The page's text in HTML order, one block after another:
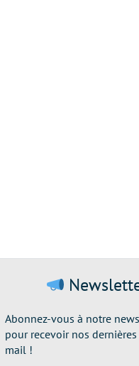
Abonnez-vous à notre
pour recevoir nos
mail !